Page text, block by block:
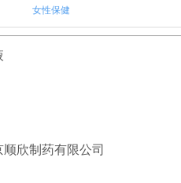
女性保健
欣制药有限公司